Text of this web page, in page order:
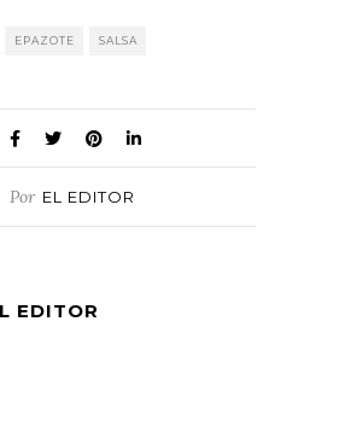
EPAZOTE SALSA
Por EL EDITOR
EDITOR